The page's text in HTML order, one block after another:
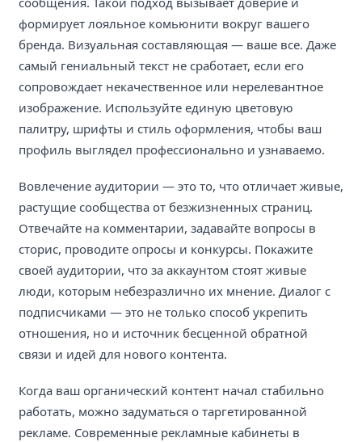
формирует лояльное комьюнити вокруг вашего
бренда. Визуальная составляющая — ваше все. Даже
самый гениальный текст не сработает, если его
сопровождает некачественное или нерелевантное
изображение. Используйте единую цветовую
палитру, шрифты и стиль оформления, чтобы ваш
профиль выглядел профессионально и узнаваемо.
Вовлечение аудитории — это то, что отличает живые,
растущие сообщества от безжизненных страниц.
Отвечайте на комментарии, задавайте вопросы в
сторис, проводите опросы и конкурсы. Покажите
своей аудитории, что за аккаунтом стоят живые
люди, которым небезразлично их мнение. Диалог с
подписчиками — это не только способ укрепить
отношения, но и источник бесценной обратной
связи и идей для нового контента.
Когда ваш органический контент начал стабильно
работать, можно задуматься о таргетированной
рекламе. Современные рекламные кабинеты в